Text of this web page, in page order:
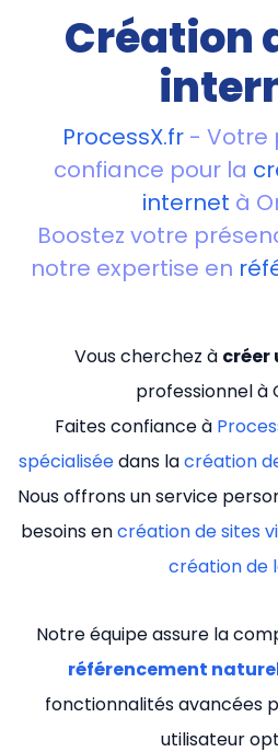
Création
ProcessX.fr - Votre
confiance pour la
internet à
Boostez votre
notre expertise en
Vous cherchez à créer
professionnel à
Faites confiance à
spécialiséedans lacréation
Nous offrons un service
besoins encréation de sites
création de
Notre équipe assure la
référencement naturel
fonctionnalités avancées
utilisateur